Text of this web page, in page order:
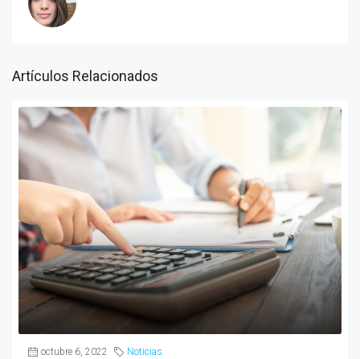
Artículos Relacionados
octubre 6, 2022 Noticias